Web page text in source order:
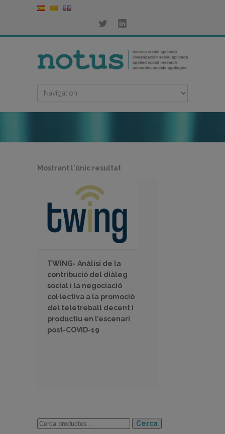
Mostrant l'únic resultat
TWING- Anàlisi de la
contribució del diàleg
social i la negociació
col·lectiva a la promoció
del teletreball decent i
productiu en l’escenari
post-COVID-19
Cerca